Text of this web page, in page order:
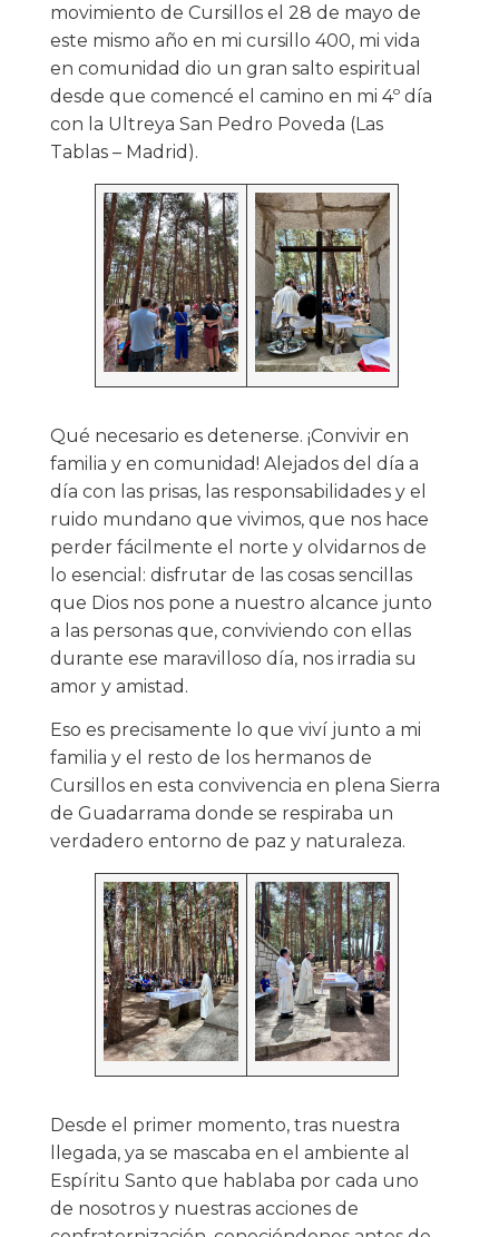
movimiento de Cursillos el 28 de mayo de
este mismo año en mi cursillo 400, mi vida
en comunidad dio un gran salto espiritual
desde que comencé el camino en mi 4º día
con la Ultreya San Pedro Poveda (Las
Tablas – Madrid).
Qué necesario es detenerse. ¡Convivir en
familia y en comunidad! Alejados del día a
día con las prisas, las responsabilidades y el
ruido mundano que vivimos, que nos hace
perder fácilmente el norte y olvidarnos de
lo esencial: disfrutar de las cosas sencillas
que Dios nos pone a nuestro alcance junto
a las personas que, conviviendo con ellas
durante ese maravilloso día, nos irradia su
amor y amistad.
Eso es precisamente lo que viví junto a mi
familia y el resto de los hermanos de
Cursillos en esta convivencia en plena Sierra
de Guadarrama donde se respiraba un
verdadero entorno de paz y naturaleza.
Desde el primer momento, tras nuestra
llegada, ya se mascaba en el ambiente al
Espíritu Santo que hablaba por cada uno
de nosotros y nuestras acciones de